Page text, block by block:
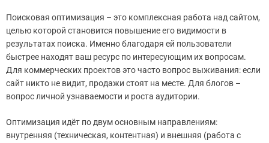
Поисковая оптимизация – это комплексная работа над сайтом,
целью которой становится повышение его видимости в
результатах поиска. Именно благодаря ей пользователи
быстрее находят ваш ресурс по интересующим их вопросам.
Для коммерческих проектов это часто вопрос выживания: если
сайт никто не видит, продажи стоят на месте. Для блогов –
вопрос личной узнаваемости и роста аудитории.
Оптимизация идёт по двум основным направлениям:
внутренняя (техническая, контентная) и внешняя (работа с